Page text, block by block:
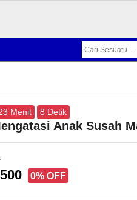
Menit 7 Detik
Anak Susah
0% OFF